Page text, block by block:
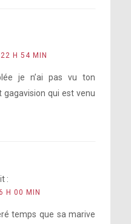
H 54 MIN
je n’ai pas vu ton
gagavision qui est venu
:
H 00 MIN
temps que sa marive